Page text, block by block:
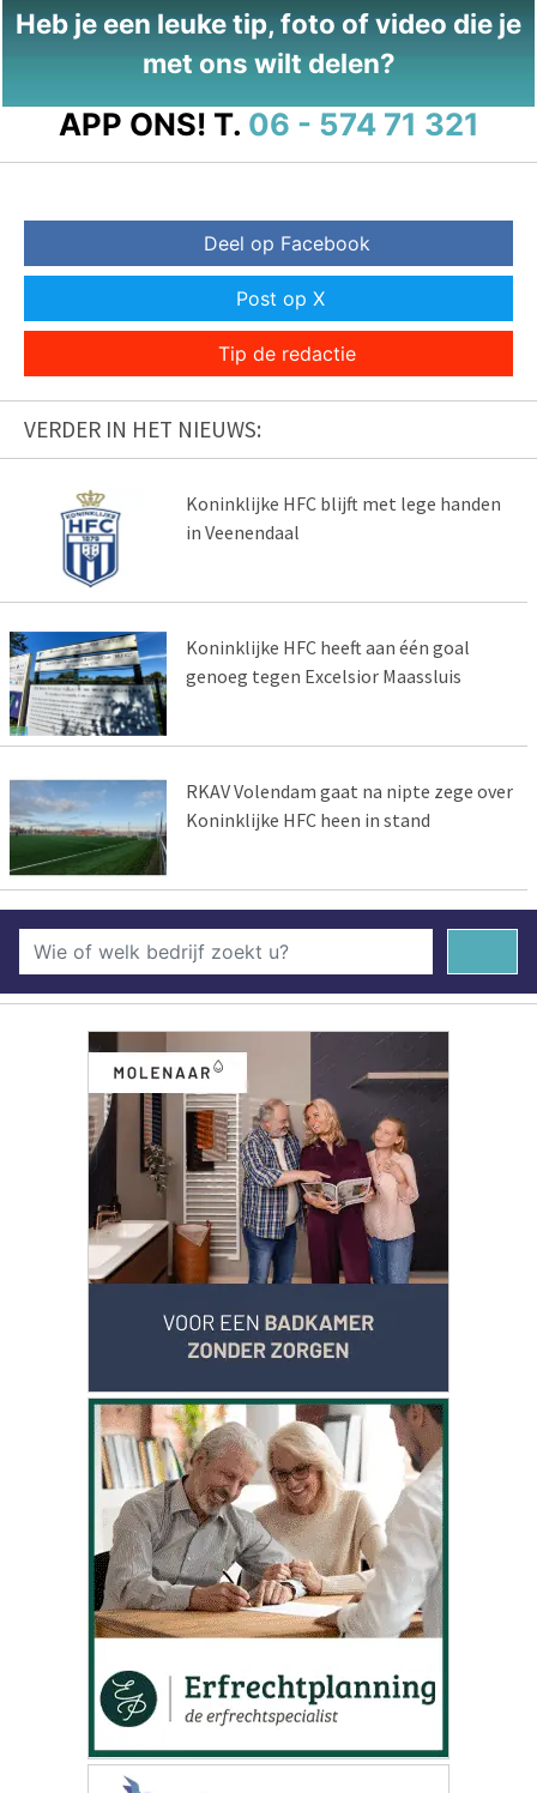
Heb je een leuke tip, foto of video die je
met ons wilt delen?
APP ONS! T. 06 - 574 71 321
Deel op Facebook
Post op X
Tip de redactie
VERDER IN HET NIEUWS:
Koninklijke HFC blijft met lege handen
in Veenendaal
Koninklijke HFC heeft aan één goal
genoeg tegen Excelsior Maassluis
RKAV Volendam gaat na nipte zege over
Koninklijke HFC heen in stand